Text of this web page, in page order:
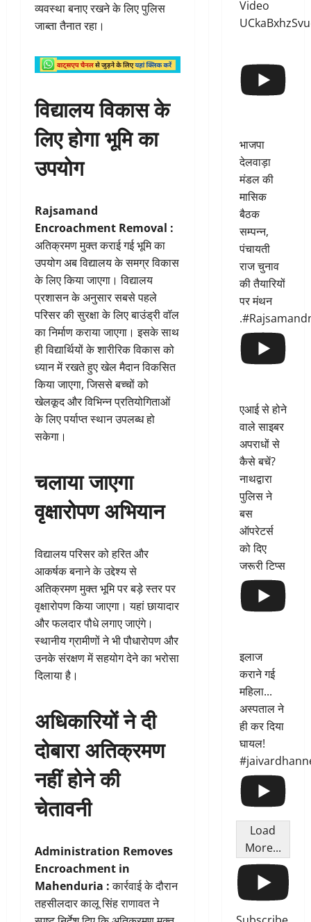
व्यवस्था बनाए रखने के लिए पुलिस
जाब्ता तैनात रहा।
विद्यालय विकास के
लिए होगा भूमि का
उपयोग
Rajsamand
Encroachment Removal :
अतिक्रमण मुक्त कराई गई भूमि का
उपयोग अब विद्यालय के समग्र विकास
के लिए किया जाएगा। विद्यालय
प्रशासन के अनुसार सबसे पहले
परिसर की सुरक्षा के लिए बाउंड्री वॉल
का निर्माण कराया जाएगा। इसके साथ
ही विद्यार्थियों के शारीरिक विकास को
ध्यान में रखते हुए खेल मैदान विकसित
किया जाएगा, जिससे बच्चों को
खेलकूद और विभिन्न प्रतियोगिताओं
के लिए पर्याप्त स्थान उपलब्ध हो
सकेगा।
चलाया जाएगा
वृक्षारोपण अभियान
विद्यालय परिसर को हरित और
आकर्षक बनाने के उद्देश्य से
अतिक्रमण मुक्त भूमि पर बड़े स्तर पर
वृक्षारोपण किया जाएगा। यहां छायादार
और फलदार पौधे लगाए जाएंगे।
स्थानीय ग्रामीणों ने भी पौधारोपण और
उनके संरक्षण में सहयोग देने का भरोसा
दिलाया है।
अधिकारियों ने दी
दोबारा अतिक्रमण
नहीं होने की
चेतावनी
Administration Removes
Encroachment in
Mahenduria :कार्रवाई के दौरान
तहसीलदार कालू सिंह राणावत ने
Video
भाजपा
देलवाड़ा
मंडल की
मासिक
बैठक
सम्पन्न,
पंचायती
राज चुनाव
की तैयारियों
पर मंथन
एआई से होने
वाले साइबर
अपराधों से
कैसे बचें?
नाथद्वारा
पुलिस ने
बस
ऑपरेटर्स
को दिए
जरूरी टिप्स
इलाज
कराने गई
महिला...
अस्पताल ने
ही कर दिया
घायल!
Load
More...